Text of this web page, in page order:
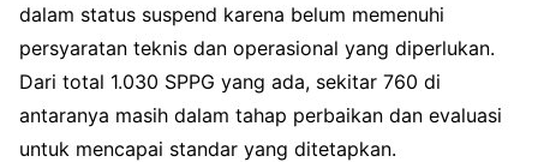
dalam status suspend karena belum memenuhi
persyaratan teknis dan operasional yang diperlukan.
Dari total 1.030 SPPG yang ada, sekitar 760 di
antaranya masih dalam tahap perbaikan dan evaluasi
untuk mencapai standar yang ditetapkan.